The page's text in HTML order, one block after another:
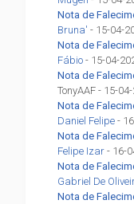
Nota de
Bruna' - 15-04-
Nota de
Fábio - 15-04-
Nota de
TonyAAF - 15-
Nota de
Daniel Felipe -
Nota de
Felipe Izar - 16-
Nota de
Gabriel De
Nota de